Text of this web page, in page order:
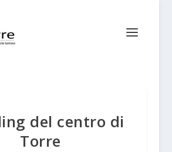
del centro di
Torre